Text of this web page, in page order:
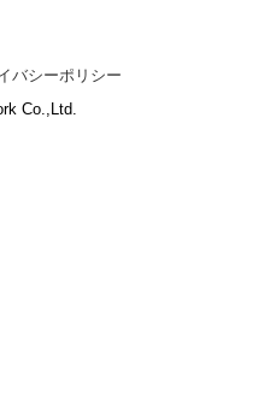
バシーポリシー
Co.,Ltd.